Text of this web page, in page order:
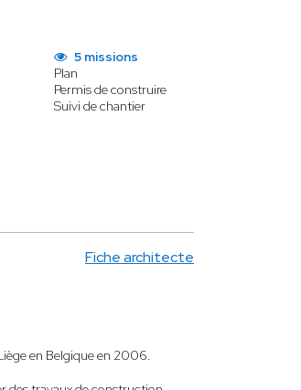
5 missions
Plan
Permis de construire
Suivi de chantier
Fiche architecte
en Belgique en 2006.